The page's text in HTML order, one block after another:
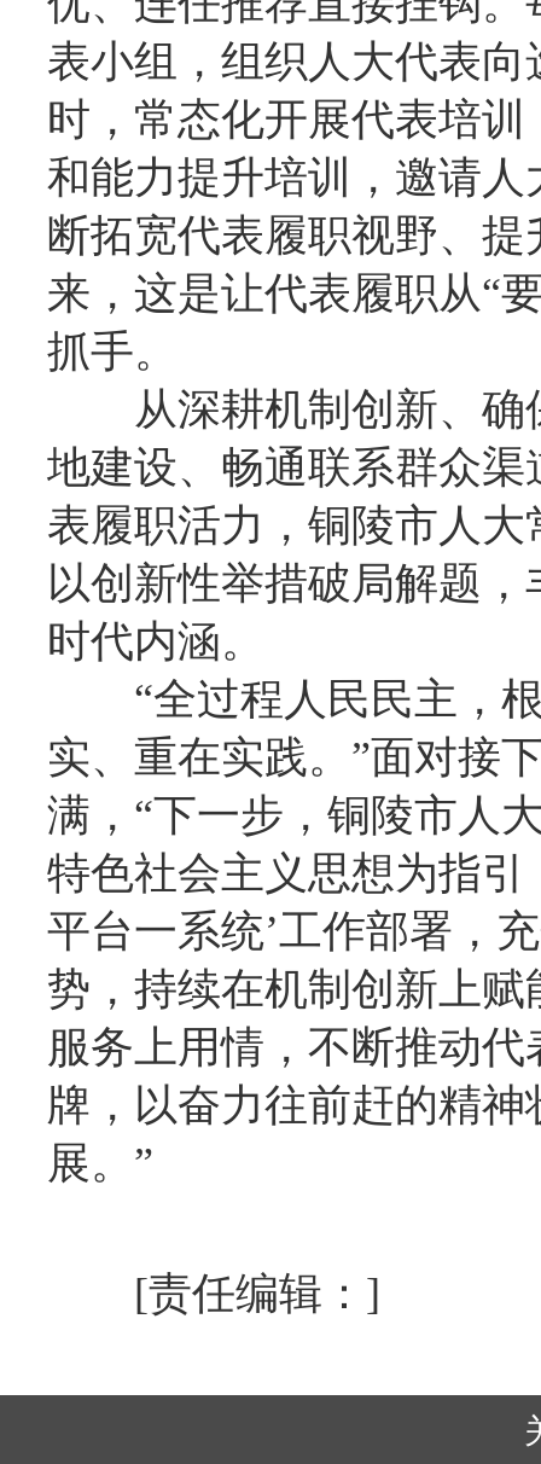
表小组，组织人大代表
时，常态化开展代表培
和能力提升培训，邀请
断拓宽代表履职视野、
来，这是让代表履职从“
抓手。
从深耕机制创新、
地建设、畅通联系群众
表履职活力，铜陵市人
以创新性举措破局解题
时代内涵。
“全过程人民民主，
实、重在实践。”面对接
满，“下一步，铜陵市人
特色社会主义思想为指
平台一系统’工作部署，
势，持续在机制创新上
服务上用情，不断推动
牌，以奋力往前赶的精
展。”
[责任编辑：]